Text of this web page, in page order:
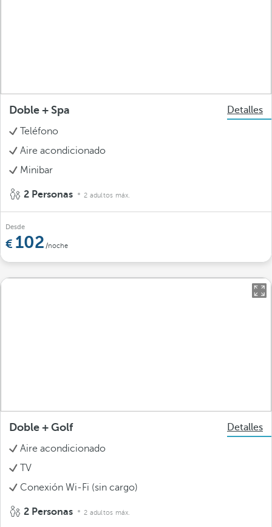
Doble + Spa
Detalles
Teléfono
Aire acondicionado
Minibar
2 Personas 2 adultos máx.
Desde
102 /noche
Doble + Golf
Detalles
Aire acondicionado
TV
Conexión Wi-Fi (sin cargo)
2 Personas 2 adultos máx.